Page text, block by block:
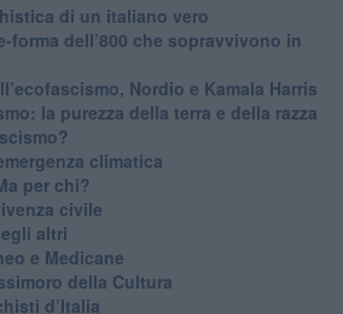
di un italiano vero
forma dell’800 che sopravvivono in
Nordio e Kamala Harris
la purezza della terra e della razza
climatica
per chi?
civile
altri
e Medicane
della Cultura
d’Italia